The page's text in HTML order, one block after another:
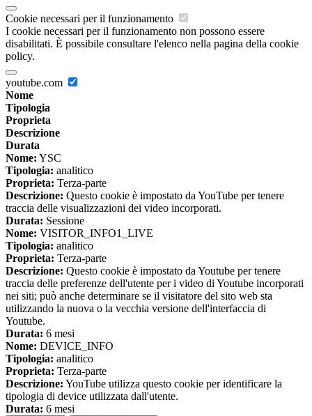
Cookie necessari per il funzionamento
I cookie necessari per il funzionamento non possono essere
disabilitati. È possibile consultare l'elenco nella pagina della cookie
policy.
youtube.com
Nome
Tipologia
Proprieta
Descrizione
Durata
Nome: YSC
Tipologia: analitico
Proprieta: Terza-parte
Descrizione: Questo cookie è impostato da YouTube per tenere
traccia delle visualizzazioni dei video incorporati.
Durata: Sessione
Nome: VISITOR_INFO1_LIVE
Tipologia: analitico
Proprieta: Terza-parte
Descrizione: Questo cookie è impostato da Youtube per tenere
traccia delle preferenze dell'utente per i video di Youtube incorporati
nei siti; può anche determinare se il visitatore del sito web sta
utilizzando la nuova o la vecchia versione dell'interfaccia di
Youtube.
Durata: 6 mesi
Nome: DEVICE_INFO
Tipologia: analitico
Proprieta: Terza-parte
Descrizione: YouTube utilizza questo cookie per identificare la
tipologia di device utilizzata dall'utente.
Durata: 6 mesi